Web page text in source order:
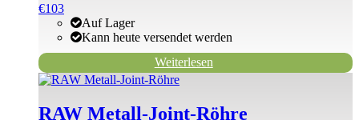
€103
Auf Lager
Kann heute versendet werden
Weiterlesen
RAW Metall-Joint-Röhre